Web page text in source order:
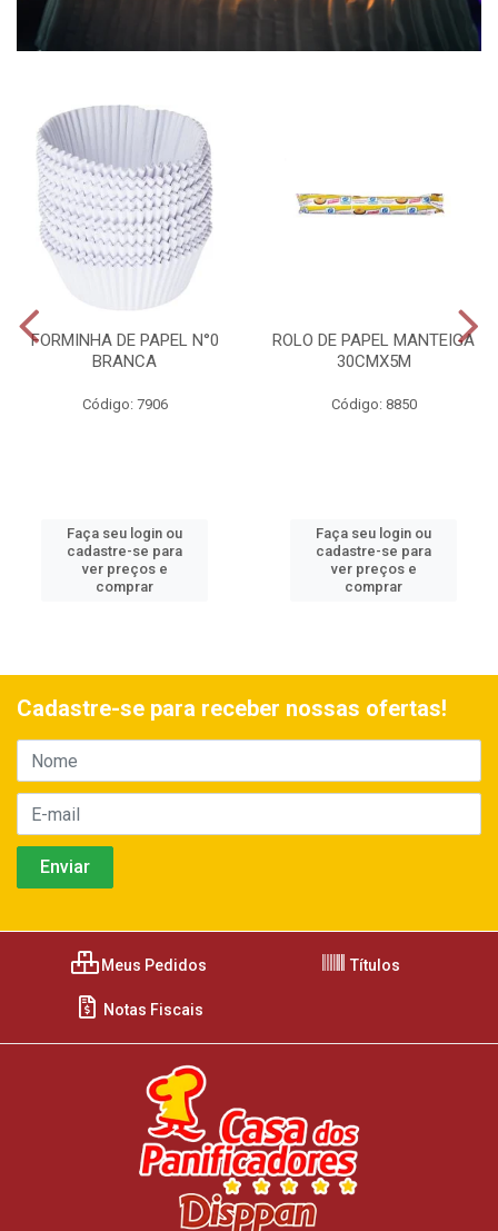
FORMINHA DE PAPEL N°0
BRANCA
Código: 7906
Faça seu login ou
cadastre-se para
ver preços e
comprar
ROLO DE PAPEL MANTEIGA
30CMX5M
Código: 8850
Faça seu login ou
cadastre-se para
ver preços e
comprar
Cadastre-se para receber nossas ofertas!
Meus Pedidos Títulos
Notas Fiscais